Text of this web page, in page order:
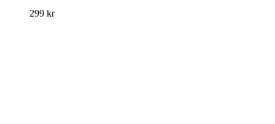
299 kr